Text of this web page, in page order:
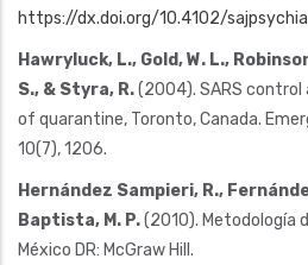
https://dx.doi.org/10.4102/
Hawryluck, L., Gold, W. L.,
S., & Styra, R.(2004). SARS
of quarantine, Toronto, Canada.
10(7), 1206.
Hernández Sampieri, R.,
Baptista, M. P.(2010). Metodología
México DR: McGraw Hill.